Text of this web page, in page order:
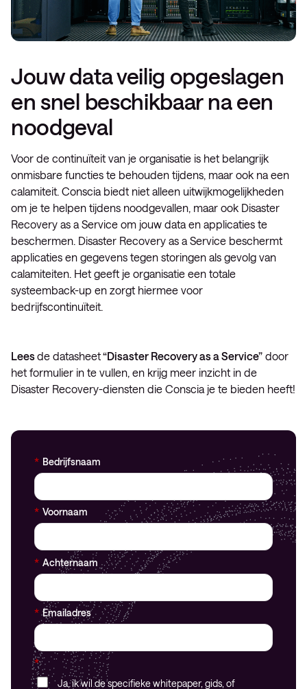
Jouw data veilig opgeslagen
en snel beschikbaar na een
noodgeval
Voor de continuïteit van je organisatie is het belangrijk
onmisbare functies te behouden tijdens, maar ook na een
calamiteit. Conscia biedt niet alleen uitwijkmogelijkheden
om je te helpen tijdens noodgevallen, maar ook Disaster
Recovery as a Service om jouw data en applicaties te
beschermen. Disaster Recovery as a Service beschermt
applicaties en gegevens tegen storingen als gevolg van
calamiteiten. Het geeft je organisatie een totale
systeemback-up en zorgt hiermee voor
bedrijfscontinuïteit.
Leesde datasheet“Disaster Recovery as a Service” door
het formulier in te vullen, en krijg meer inzicht in de
Disaster Recovery-diensten die Conscia je te bieden heeft!
* Bedrijfsnaam
* Voornaam
* Achternaam
* Emailadres
*
Ja, ik wil de specifieke whitepaper, gids, of